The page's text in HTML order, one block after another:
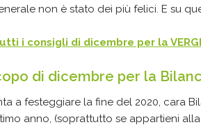
non è stato dei più felici. E su
i consigli di dicembre per la
di dicembre per la
a festeggiare la fine del 2020, cara
anno, (soprattutto se appartieni